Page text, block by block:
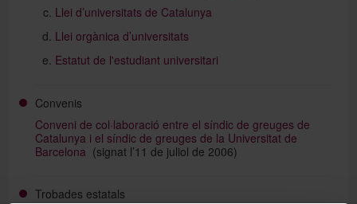
Llei d’universitats de Catalunya
Llei orgànica d’universitats
Estatut de l'estudiant universitari
Convenis
Conveni de col·laboració entre el síndic de greuges de
Catalunya i el síndic de greuges de la Universitat de
Barcelona (signat l’11 de juliol de 2006)
Trobades estatals